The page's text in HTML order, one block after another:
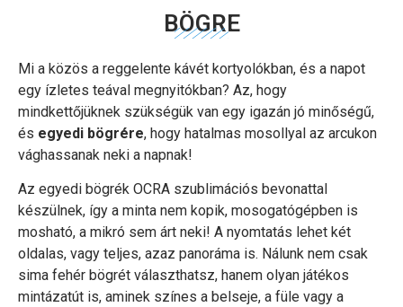
BÖGRE
Mi a közös a reggelente kávét kortyolókban, és a napot
egy ízletes teával megnyitókban? Az, hogy
mindkettőjüknek szükségük van egy igazán jó minőségű,
és egyedi bögrére, hogy hatalmas mosollyal az arcukon
vághassanak neki a napnak!
Az egyedi bögrék OCRA szublimációs bevonattal
készülnek, így a minta nem kopik, mosogatógépben is
mosható, a mikró sem árt neki! A nyomtatás lehet két
oldalas, vagy teljes, azaz panoráma is. Nálunk nem csak
sima fehér bögrét választhatsz, hanem olyan játékos
mintázatút is, aminek színes a belseje, a füle vagy a